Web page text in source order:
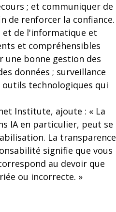
; et communiquer de
de renforcer la confiance.
et de l'informatique et
et compréhensibles
une bonne gestion des
données ; surveillance
technologiques qui
Institute, ajoute : « La
IA en particulier, peut se
La transparence
signifie que vous
au devoir que
ou incorrecte. »